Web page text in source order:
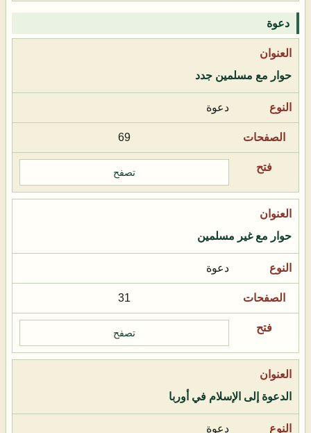
دعوة
حوار مع مسلمين جدد
دعوة
69
تصفح
حوار مع غير مسلمين
دعوة
31
تصفح
الدعوة إلى الإسلام في أوربا
دعوة